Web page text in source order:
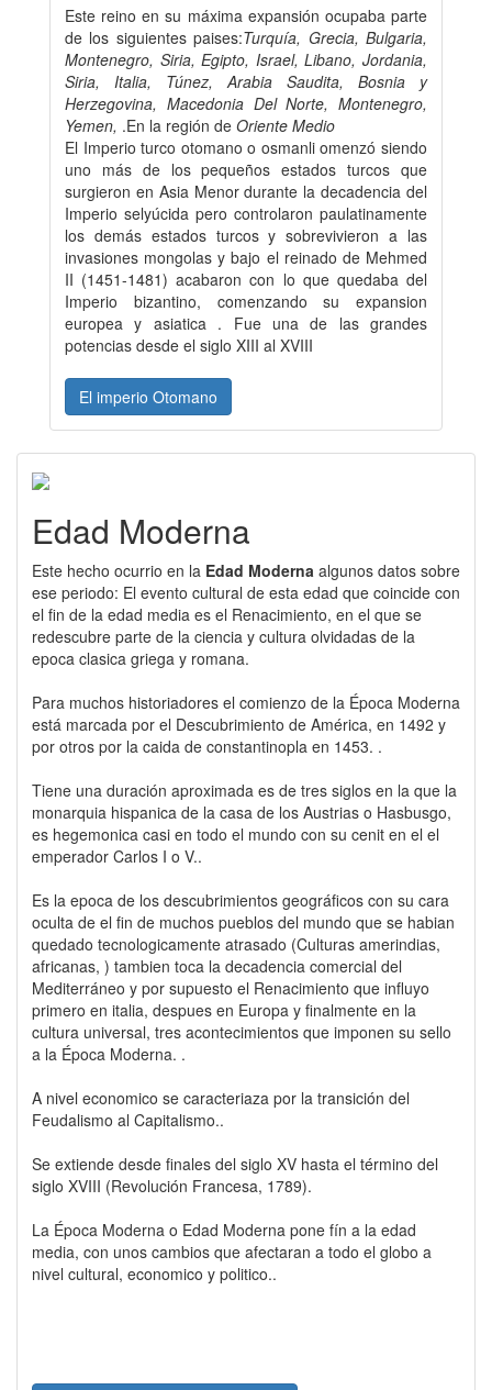
Este reino en su máxima expansión ocupaba parte
de los siguientes paises:Turquía, Grecia, Bulgaria,
Montenegro, Siria, Egipto, Israel, Libano, Jordania,
Siria, Italia, Túnez, Arabia Saudita, Bosnia y
Herzegovina, Macedonia Del Norte, Montenegro,
Yemen, .En la región de Oriente Medio
El Imperio turco otomano o osmanli omenzó siendo
uno más de los pequeños estados turcos que
surgieron en Asia Menor durante la decadencia del
Imperio selyúcida pero controlaron paulatinamente
los demás estados turcos y sobrevivieron a las
invasiones mongolas y bajo el reinado de Mehmed
II (1451-1481) acabaron con lo que quedaba del
Imperio bizantino, comenzando su expansion
europea y asiatica . Fue una de las grandes
potencias desde el siglo XIII al XVIII
El imperio Otomano
Edad Moderna
Este hecho ocurrio en la Edad Moderna algunos datos sobre
ese periodo: El evento cultural de esta edad que coincide con
el fin de la edad media es el Renacimiento, en el que se
redescubre parte de la ciencia y cultura olvidadas de la
epoca clasica griega y romana.
Para muchos historiadores el comienzo de la Época Moderna
está marcada por el Descubrimiento de América, en 1492 y
por otros por la caida de constantinopla en 1453. .
Tiene una duración aproximada es de tres siglos en la que la
monarquia hispanica de la casa de los Austrias o Hasbusgo,
es hegemonica casi en todo el mundo con su cenit en el el
emperador Carlos I o V..
Es la epoca de los descubrimientos geográficos con su cara
oculta de el fin de muchos pueblos del mundo que se habian
quedado tecnologicamente atrasado (Culturas amerindias,
africanas, ) tambien toca la decadencia comercial del
Mediterráneo y por supuesto el Renacimiento que influyo
primero en italia, despues en Europa y finalmente en la
cultura universal, tres acontecimientos que imponen su sello
a la Época Moderna. .
A nivel economico se caracteriaza por la transición del
Feudalismo al Capitalismo..
Se extiende desde finales del siglo XV hasta el término del
siglo XVIII (Revolución Francesa, 1789).
La Época Moderna o Edad Moderna pone fín a la edad
media, con unos cambios que afectaran a todo el globo a
nivel cultural, economico y politico..